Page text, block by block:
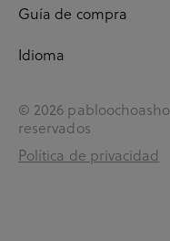
Guía de compra
Idioma
© 2026
reservados
Política de privacidad